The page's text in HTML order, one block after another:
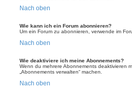
Nach oben
Wie kann ich ein Forum abonnieren?
Um ein Forum zu abonnieren, verwende im
Nach oben
Wie deaktiviere ich meine Abonnements?
Wenn du mehrere Abonnements deaktivieren
„Abonnements verwalten“ machen.
Nach oben